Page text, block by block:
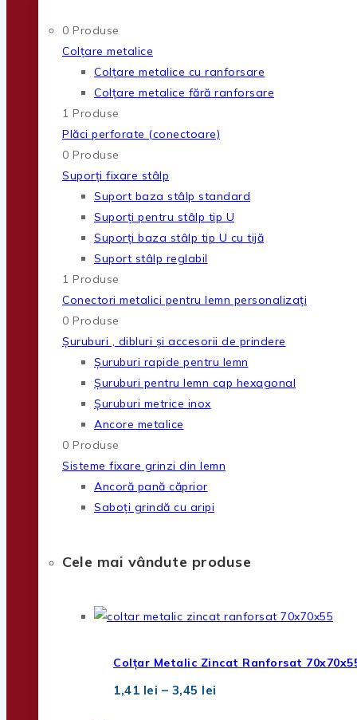
0 Produse
Colțare metalice
Colțare metalice cu ranforsare
Colțare metalice fără ranforsare
1 Produse
Plăci perforate (conectoare)
0 Produse
Suporți fixare stâlp
Suport baza stâlp standard
Suporți pentru stâlp tip U
Suporți baza stâlp tip U cu tijă
Suport stâlp reglabil
1 Produse
Conectori metalici pentru lemn personalizați
0 Produse
Șuruburi , dibluri și accesorii de prindere
Șuruburi rapide pentru lemn
Șuruburi pentru lemn cap hexagonal
Șuruburi metrice inox
Ancore metalice
0 Produse
Sisteme fixare grinzi din lemn
Ancoră pană căprior
Saboți grindă cu aripi
Cele mai vândute produse
Colțar Metalic Zincat Ranforsat
1,41 lei – 3,45 lei